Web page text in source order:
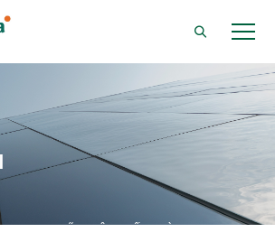
DỊCH VỤ VĨNH LỘC - BẾN THÀNH